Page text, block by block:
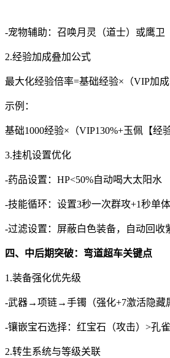
-宠物辅助：召唤月灵（道士）或鹰卫
2.经验加成叠加公式
最大化经验倍率=基础经验×（VIP加成
示例：
基础1000经验×（VIP130%+玉佩【经
3.挂机设置优化
-药品设置：HP<50%自动喝大太阳水
-技能循环：设置3秒一次群攻+1秒单
-过滤设置：屏蔽白色装备，自动回收
四、中后期突破：弯道超车关键点
1.装备强化优先级
-武器→项链→手镯（强化+7激活隐藏
-镶嵌宝石选择：红宝石（攻击）>孔
2.转生系统与等级关联